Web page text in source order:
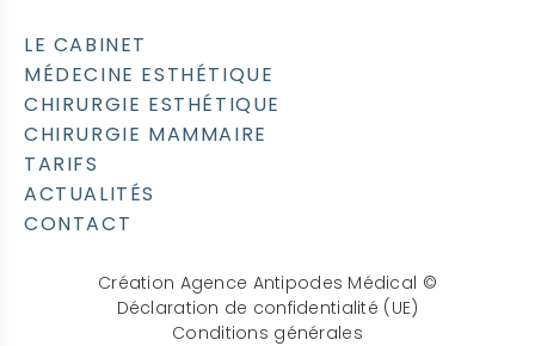
LE CABINET
MÉDECINE ESTHÉTIQUE
CHIRURGIE ESTHÉTIQUE
CHIRURGIE MAMMAIRE
TARIFS
ACTUALITÉS
CONTACT
Création Agence Antipodes Médical ©
Déclaration de confidentialité (UE)
Conditions générales